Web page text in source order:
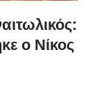
ο Νίκος